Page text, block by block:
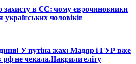
захисту в ЄС: чому єврочиновники
чоловіків
У путіна жах: Мадяр і ГУР вже
рф не чекала.Накрили еліту